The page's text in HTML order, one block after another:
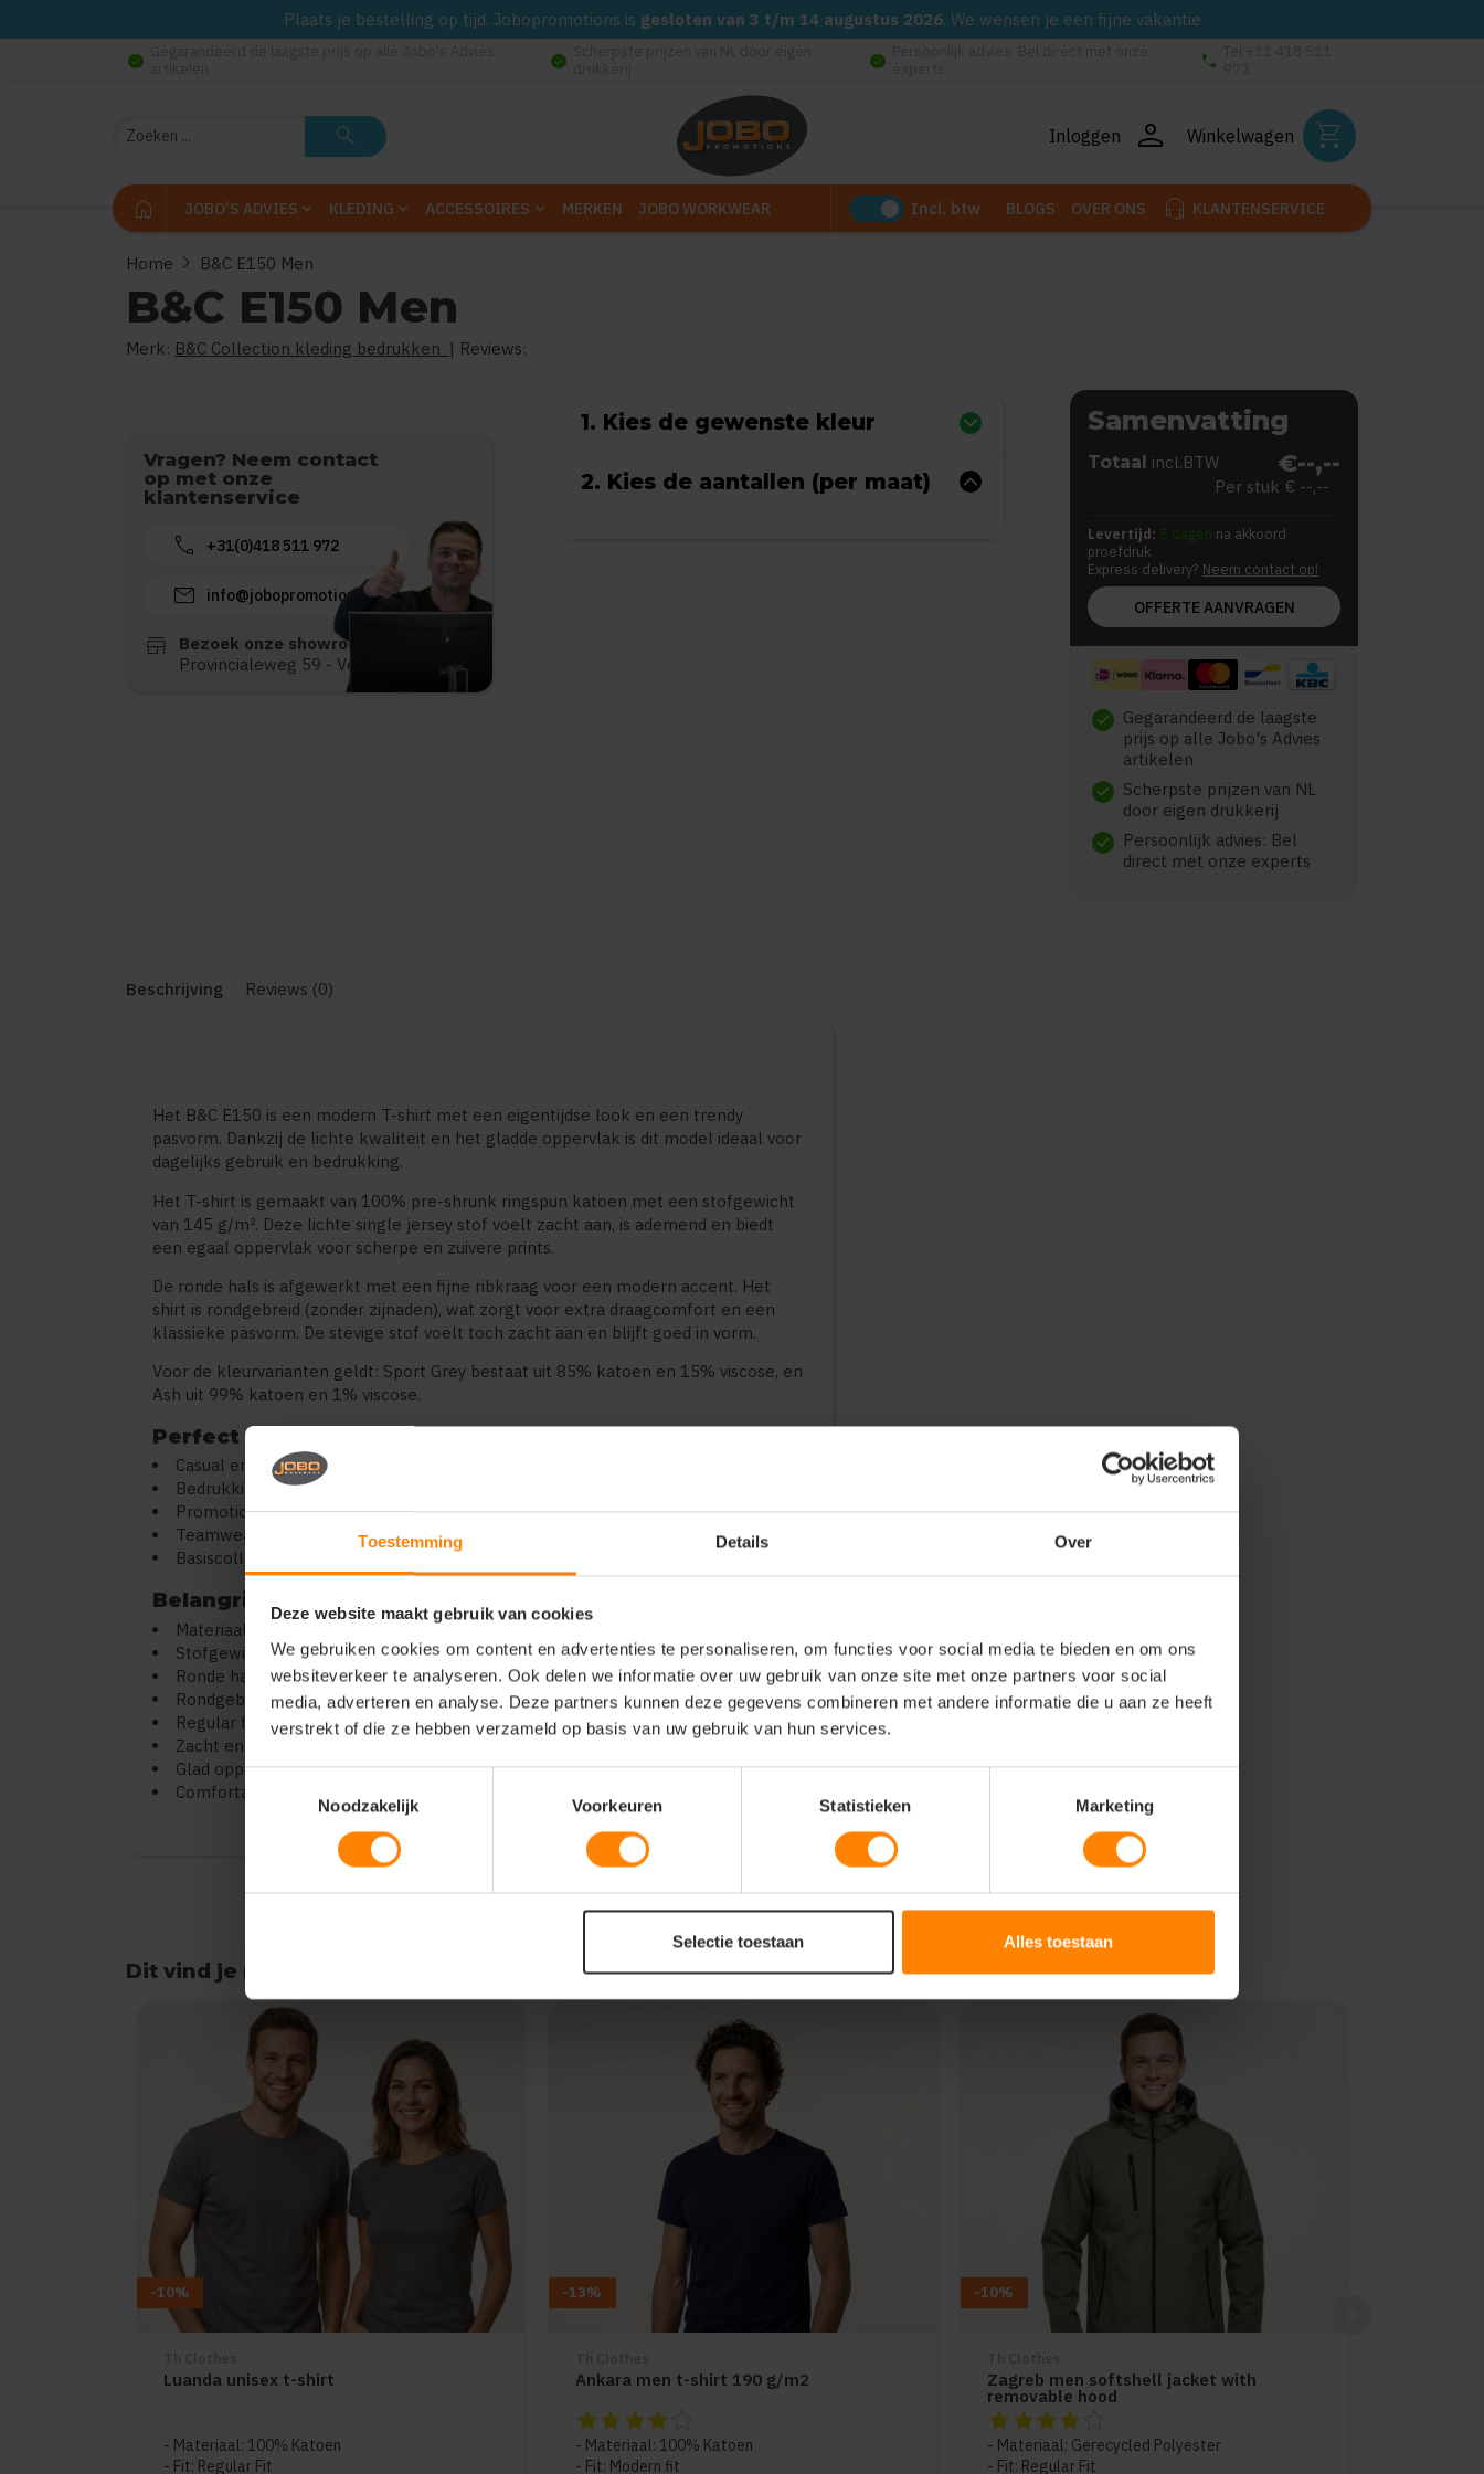
Toestemming Details Over
Deze website maakt gebruik van cookies
We gebruiken cookies om content en advertenties te personaliseren, om functies voor social media te bieden en om ons
websiteverkeer te analyseren. Ook delen we informatie over uw gebruik van onze site met onze partners voor social
media, adverteren en analyse. Deze partners kunnen deze gegevens combineren met andere informatie die u aan ze heeft
verstrekt of die ze hebben verzameld op basis van uw gebruik van hun services.
Noodzakelijk
Voorkeuren Statistieken Marketing
Selectie toestaan Alles toestaan
Plaats je bestelling op tijd. Jobopromotions is gesloten van 3 t/m 14 augustus 2026. We wensen je een fijne vakantie
check_circle check_circle check_circle phone
Zoeken search Inloggen person Winkelwagen shopping_cart
home JOBO'S ADVIES KLEDING ACCESSOIRES MERKEN JOBO WORKWEAR Incl. btw BLOGS OVER ONS headset_mic KLANTENSERVICE
Home chevron_right B&C E150 Men
B&C E150 Men
Merk: B&C Collection kleding bedrukken | Reviews:
Vragen? Neem contact
op met onze
klantenservice
call +31(0)418 511 972
mail info@jobopromotions.nl
store
Bezoek onze showroom:
Provincialeweg 59 - Velddriel
1. Kies de gewenste kleur
2. Kies de aantallen (per maat)
Samenvatting
Totaal incl.BTW €--,--
Per stuk € --,--
Levertijd: 5 dagen na akkoord
proefdruk
Express delivery? Neem contact op!
OFFERTE AANVRAGEN
check Gegarandeerd de laagste
prijs op alle Jobo's Advies
artikelen
check Scherpste prijzen van NL
door eigen drukkerij
check
Persoonlijk advies: Bel
direct met onze experts
Beschrijving Reviews (0)
Het B&C E150 is een modern T-shirt met een eigentijdse look en een trendy
pasvorm. Dankzij de lichte kwaliteit en het gladde oppervlak is dit model ideaal voor
dagelijks gebruik en bedrukking.
Het T-shirt is gemaakt van 100% pre-shrunk ringspun katoen met een stofgewicht
van 145 g/m². Deze lichte single jersey stof voelt zacht aan, is ademend en biedt
een egaal oppervlak voor scherpe en zuivere prints.
De ronde hals is afgewerkt met een fijne ribkraag voor een modern accent. Het
shirt is rondgebreid (zonder zijnaden), wat zorgt voor extra draagcomfort en een
klassieke pasvorm. De stevige stof voelt toch zacht aan en blijft goed in vorm.
Voor de kleurvarianten geldt: Sport Grey bestaat uit 85% katoen en 15% viscose, en
Ash uit 99% katoen en 1% viscose.
Perfect voor
Casual en dagelijks gebruik
Bedrukking en personalisatie
Promotionele kleding
Teamwear en events
Basiscollecties
Belangrijkste kenmerken
Materiaal: 100% pre-shrunk ringspun katoen
Stofgewicht: 145 g/m² (lichte kwaliteit)
Ronde hals met fijne rib
Rondgebreid (geen zijnaden)
Regular fit
Zacht en ademend
Glad oppervlak voor bedrukking
Comfortabel en vormvast
Dit vind je misschien ook leuk
Items van productcarrousel
-10%
Luanda unisex t-shirt
Materiaal: 100% Katoen
Fit: Regular Fit
-13%
Ankara men t-shirt 190 g/m2
De beoordeling van dit product is
Materiaal: 100% Katoen
Fit: Modern fit
-10%
Zagreb men softshell jacket with
removable hood
De beoordeling van dit product is
Materiaal: Gerecycled Polyester
Fit: Regular Fit